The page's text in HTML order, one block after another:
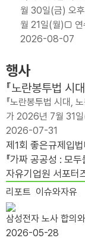
월 30일(금) 오
월 21일(월)□ 연
2026-08-07
행사
『노란봉투법 시
나?』 출간 기념
『노란봉투법 시대,
가 2026년 7월 31일(
행사는 개정 노란봉투
2026-07-31
제1회 좋은규제입
『가짜 공공성 : 모
북콘서트
자유기업원 서포터
리포트 이슈와자유
삼성전자 노사 합의
2026-05-28